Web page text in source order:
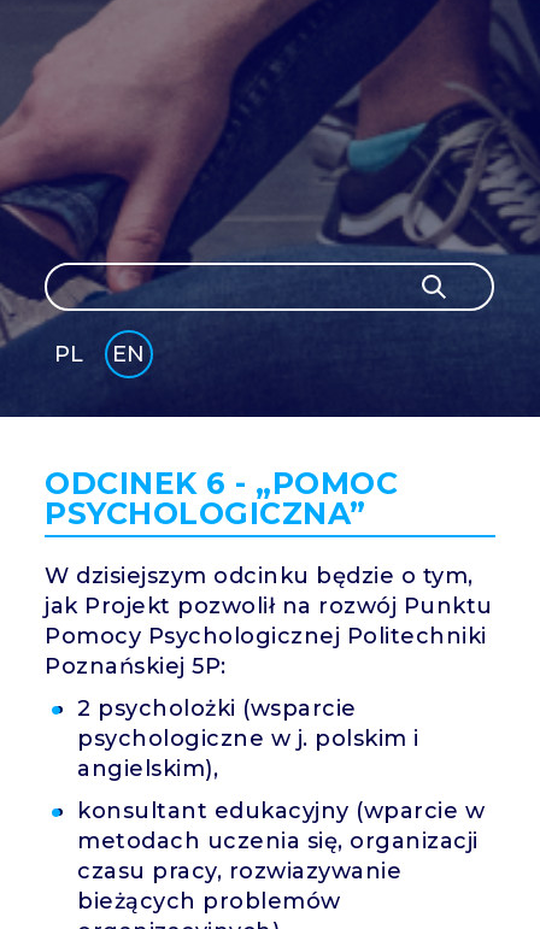
Search
Search
PL
EN
GLI
SH
ODCINEK 6 - „POMOC
PSYCHOLOGICZNA”
W dzisiejszym odcinku będzie o tym,
jak Projekt pozwolił na rozwój Punktu
Pomocy Psychologicznej Politechniki
Poznańskiej 5P:
2 psycholożki (wsparcie
psychologiczne w j. polskim i
angielskim),
konsultant edukacyjny (wparcie w
metodach uczenia się, organizacji
czasu pracy, rozwiazywanie
bieżących problemów